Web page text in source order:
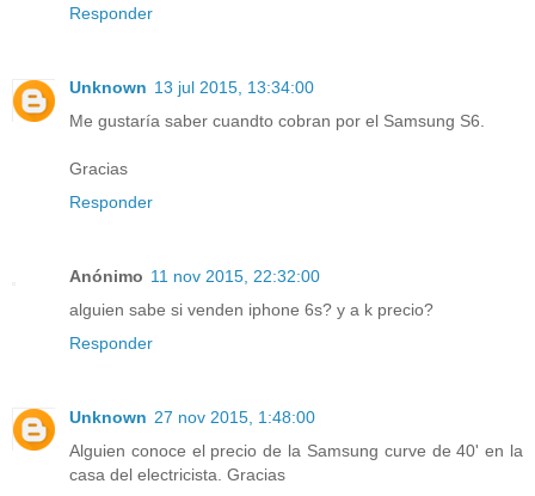
Responder
Unknown 13 jul 2015, 13:34:00
Me gustaría saber cuandto cobran por el Samsung S6.
Gracias
Responder
Anónimo 11 nov 2015, 22:32:00
alguien sabe si venden iphone 6s? y a k precio?
Responder
Unknown 27 nov 2015, 1:48:00
Alguien conoce el precio de la Samsung curve de 40' en la
casa del electricista. Gracias